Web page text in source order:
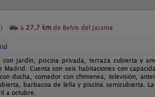
a 27,7 km de Belvis del Jarama
jardín, piscina privada, terraza cubierta y
Cuenta con seis habitaciones con
ducha, comedor con chimenea, televisión,
barbacoa de leña y piscina semicubierta. La
a octubre.